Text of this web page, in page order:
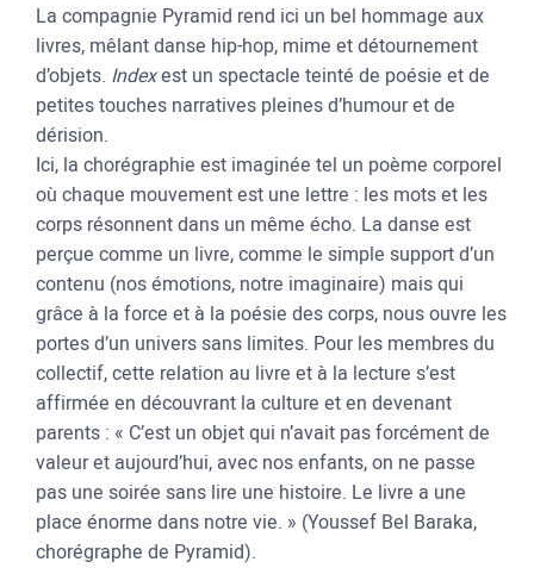
La compagnie Pyramid rend ici un bel hommage aux
livres, mêlant danse hip-hop, mime et détournement
d’objets. Indexest un spectacle teinté de poésie et de
petites touches narratives pleines d’humour et de
dérision.
Ici, la chorégraphie est imaginée tel un poème corporel
où chaque mouvement est une lettre : les mots et les
corps résonnent dans un même écho. La danse est
perçue comme un livre, comme le simple support d’un
contenu (nos émotions, notre imaginaire) mais qui
grâce à la force et à la poésie des corps, nous ouvre les
portes d’un univers sans limites. Pour les membres du
collectif, cette relation au livre et à la lecture s’est
affirmée en découvrant la culture et en devenant
parents : « C’est un objet qui n’avait pas forcément de
valeur et aujourd’hui, avec nos enfants, on ne passe
pas une soirée sans lire une histoire. Le livre a une
place énorme dans notre vie. » (Youssef Bel Baraka,
chorégraphe de Pyramid).